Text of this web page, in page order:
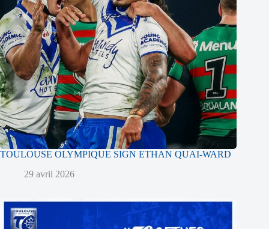
TOULOUSE OLYMPIQUE SIGN ETHAN QUAI-WARD
29 avril 2026